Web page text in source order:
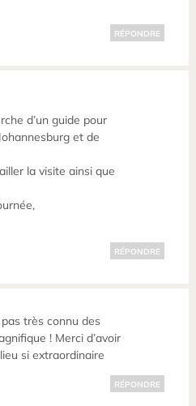
RÉPONDRE
d’un guide pour
et de
la visite ainsi que
RÉPONDRE
très connu des
! Merci d’avoir
si extraordinaire
RÉPONDRE